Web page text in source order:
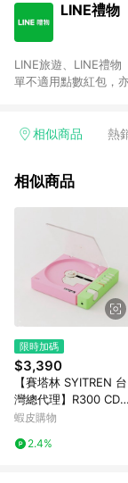
LINE禮物
LINE旅遊、LINE禮物
單不適用點數紅包，
相似商品 熱
相似商品
限時加碼
$3,390
【賽塔林 SYITREN 台
灣總代理】R300 CD播
放器 高音質 便攜式 藍
蝦皮購物
2.4%